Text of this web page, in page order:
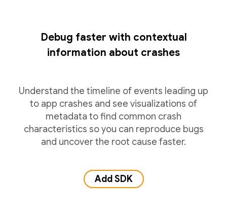
Debug faster with contextual
information about crashes
Understand the timeline of events leading up
to app crashes and see visualizations of
metadata to find common crash
characteristics so you can reproduce bugs
and uncover the root cause faster.
Add SDK